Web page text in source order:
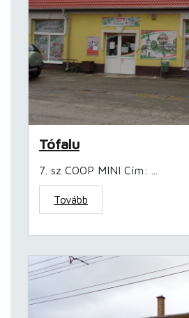
Tófalu
7. sz COOP MINI Cím: ...
Tovább